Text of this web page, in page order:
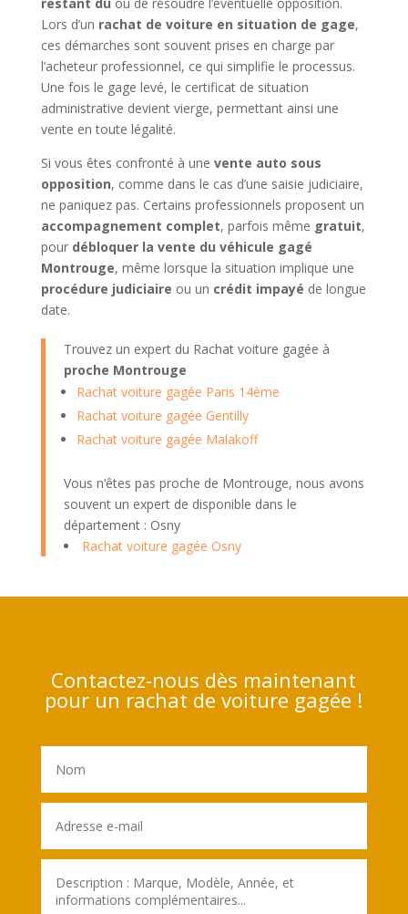
Lors d’un rachat de voiture en situation de gage,
ces démarches sont souvent prises en charge par
l’acheteur professionnel, ce qui simplifie le processus.
Une fois le gage levé, le certificat de situation
administrative devient vierge, permettant ainsi une
vente en toute légalité.
Si vous êtes confronté à une vente auto sous
opposition, comme dans le cas d’une saisie judiciaire,
ne paniquez pas. Certains professionnels proposent un
accompagnement complet, parfois même gratuit,
pour débloquer la vente du véhicule gagé
Montrouge, même lorsque la situation implique une
procédure judiciaire ou un crédit impayé de longue
date.
Trouvez un expert du Rachat voiture gagée à
proche Montrouge
Rachat voiture gagée Paris 14ème
Rachat voiture gagée Gentilly
Rachat voiture gagée Malakoff
Vous n’êtes pas proche de Montrouge, nous avons
souvent un expert de disponible dans le
département : Osny
Rachat voiture gagée Osny
Contactez-nous dès maintenant
pour un rachat de voiture gagée !